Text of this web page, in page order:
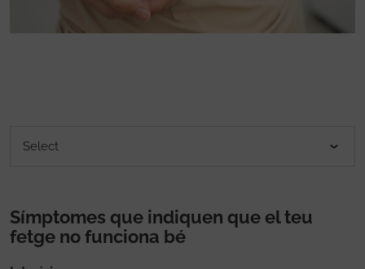
Símptomes que indiquen que el teu
fetge no funciona bé